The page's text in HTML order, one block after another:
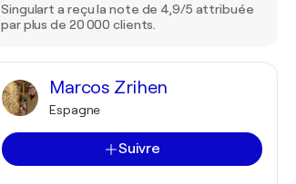
Singulart a reçu la note de 4,9/5 attribuée
par plus de 20 000 clients.
Marcos Zrihen
Espagne
Suivre